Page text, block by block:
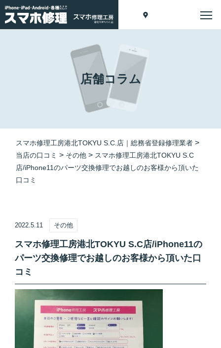
店舗コラム
スマホ修理工房港北TOKYU S.C.店｜総務省登録修理業者 >
当店の口コミ > その他 > スマホ修理工房港北TOKYU S.C
店/iPhone11のパーツ交換修理でお越しのお客様から頂いた
口コミ
2022.5.11 その他
スマホ修理工房港北TOKYU S.C店/iPhone11の
パーツ交換修理でお越しのお客様から頂いた口
コミ